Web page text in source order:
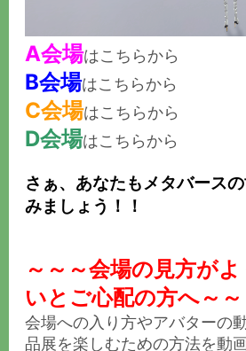
A会場はこちらから
B会場はこちらから
C会場はこちらから
D会場はこちらから
さぁ、あなたもメタバース
みましょう！！
～～～会場の見方が
いとご心配の方へ～～
会場への入り方やアバターの
品展を楽しむための方法を動